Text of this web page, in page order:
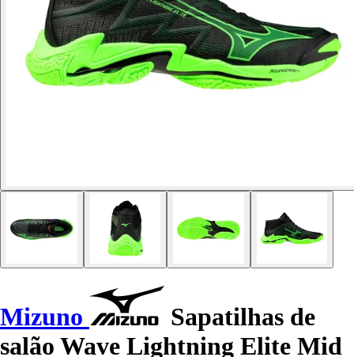
Mizuno
Sapatilhas de
salão Wave Lightning Elite Mid